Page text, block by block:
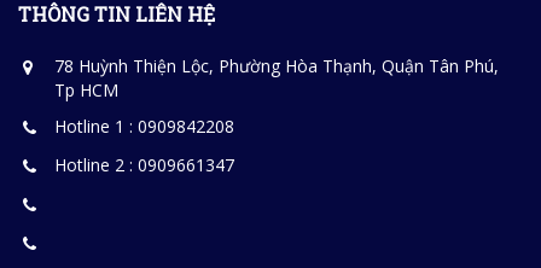
THÔNG TIN LIÊN HỆ
78 Huỳnh Thiện Lộc, Phường Hòa Thạnh, Quận Tân Phú,
Tp HCM
Hotline 1 : 0909842208
Hotline 2 : 0909661347